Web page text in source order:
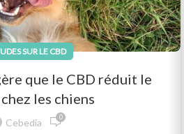
SUR LE CBD
que le CBD réduit le
les chiens
Cebedia 0